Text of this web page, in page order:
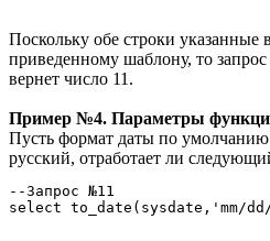
Поскольку обе строки указанные
приведенному шаблону, то
вернет число 11.
Пример №4. Параметры
Пусть формат даты по
русский, отработает ли
--Запрос №11
select to_date(sysdate,'mm/